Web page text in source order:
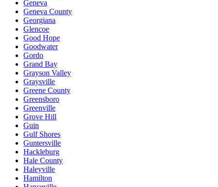
Geneva
Geneva County
Georgiana
Glencoe
Good Hope
Goodwater
Gordo
Grand Bay
Grayson Valley
Graysville
Greene County
Greensboro
Greenville
Grove Hill
Guin
Gulf Shores
Guntersville
Hackleburg
Hale County
Haleyville
Hamilton